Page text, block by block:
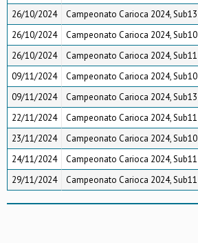
26/10/2024
Campeonato Carioca 2024, Sub13
26/10/2024
Campeonato Carioca 2024, Sub10
26/10/2024
Campeonato Carioca 2024, Sub11
09/11/2024
Campeonato Carioca 2024, Sub10
09/11/2024
Campeonato Carioca 2024, Sub13
22/11/2024
Campeonato Carioca 2024, Sub11
23/11/2024
Campeonato Carioca 2024, Sub10
24/11/2024
Campeonato Carioca 2024, Sub11
29/11/2024
Campeonato Carioca 2024, Sub11